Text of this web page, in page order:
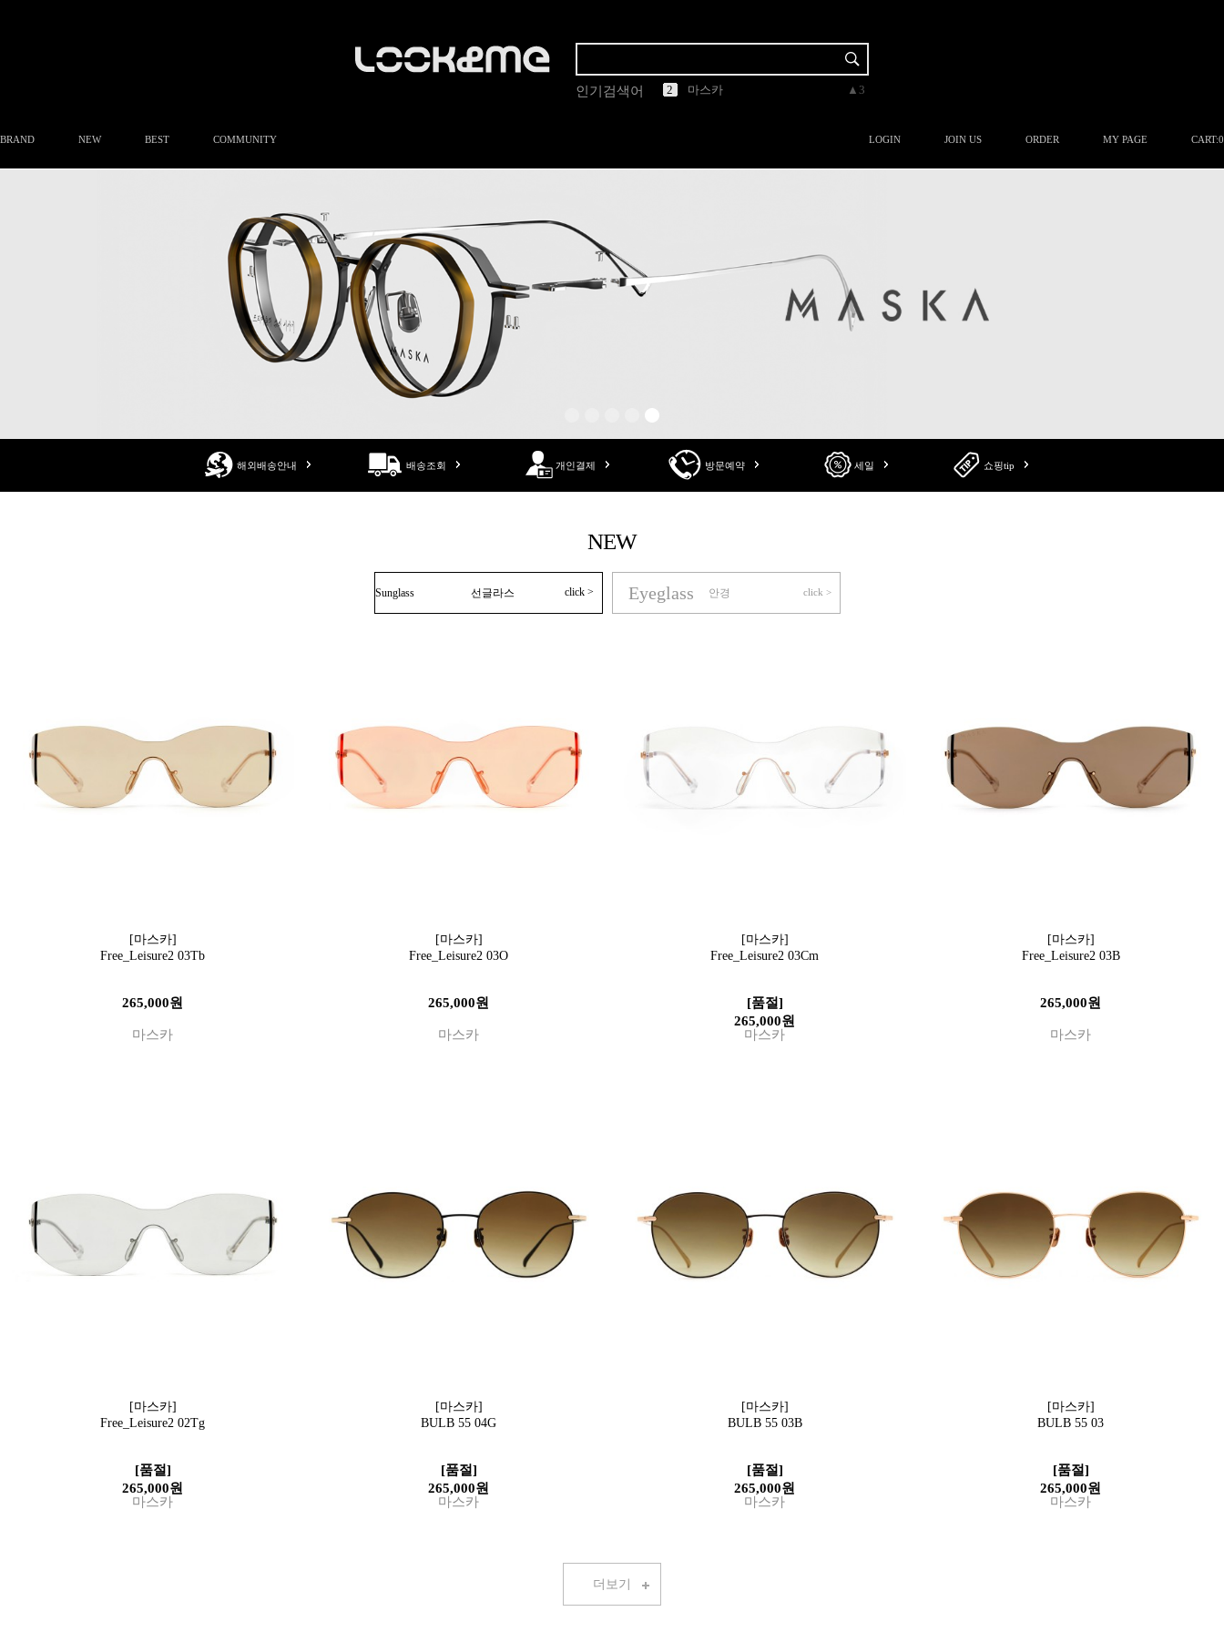
인기검색어 1 ▲3
2 마스카 ▲3
3 린드버그 ▼-2
4 ▲3
5 ▲1
BRAND NEW BEST COMMUNITY
A/S안내
상품후기
방문예약
LOGIN JOIN US ORDER MY PAGE CART:0
해외배송안내 배송조회 개인결제 방문예약 세일 쇼핑tip
NEW
Sunglass 선글라스 click > Eyeglass 안경 click >
[마스카]
Free_Leisure2 03Tb
265,000원
마스카
[마스카]
Free_Leisure2 03O
265,000원
마스카
[마스카]
Free_Leisure2 03Cm
[품절]
265,000원
마스카
[마스카]
Free_Leisure2 03B
265,000원
마스카
[마스카]
Free_Leisure2 02Tg
[품절]
265,000원
마스카
[마스카]
BULB 55 04G
[품절]
265,000원
마스카
[마스카]
BULB 55 03B
[품절]
265,000원
마스카
[마스카]
BULB 55 03
[품절]
265,000원
마스카
더보기